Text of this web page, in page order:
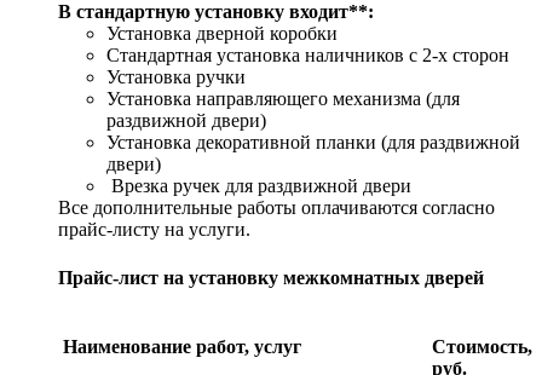
В стандартную установку входит**:
Установка дверной коробки
Стандартная установка наличников с 2-х сторон
Установка ручки
Установка направляющего механизма (для
раздвижной двери)
Установка декоративной планки (для раздвижной
двери)
Врезка ручек для раздвижной двери
Все дополнительные работы оплачиваются согласно
прайс-листу на услуги.
Прайс-лист на установку межкомнатных дверей
Наименование работ, услуг
Стоимость,
руб.